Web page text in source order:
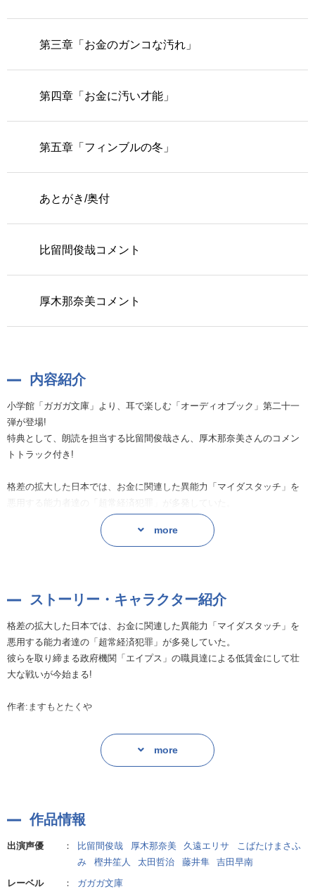
第三章「お金のガンコな汚れ」
第四章「お金に汚い才能」
第五章「フィンブルの冬」
あとがき/奥付
比留間俊哉コメント
厚木那奈美コメント
内容紹介
小学館「ガガガ文庫」より、耳で楽しむ「オーディオブック」第二十一
弾が登場!
特典として、朗読を担当する比留間俊哉さん、厚木那奈美さんのコメン
トトラック付き!
格差の拡大した日本では、お金に関連した異能力「マイダスタッチ」を
彼らを取り締まる政府機関「エイプス」の職員達による低賃金にして壮
more
ストーリー・キャラクター紹介
格差の拡大した日本では、お金に関連した異能力「マイダスタッチ」を
悪用する能力者達の「超常経済犯罪」が多発していた。
彼らを取り締まる政府機関「エイプス」の職員達による低賃金にして壮
大な戦いが今始まる!
作者:ますもとたくや
more
作品情報
出演声優 ： 比留間俊哉 厚木那奈美 久遠エリサ
こばたけまさふ
み
樫井笙人 太田哲治 藤井隼
吉田早南
レーベル
：
ガガガ文庫